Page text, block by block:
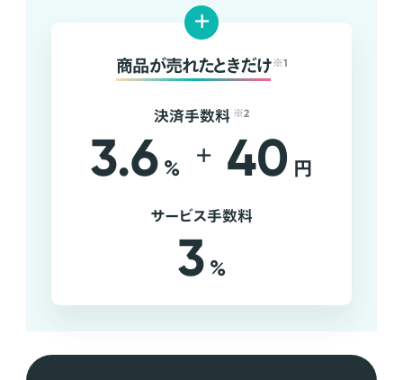
+
商品が売れたときだけ ※1
決済手数料 ※2
3.6 % + 40 円
サービス手数料
3 %